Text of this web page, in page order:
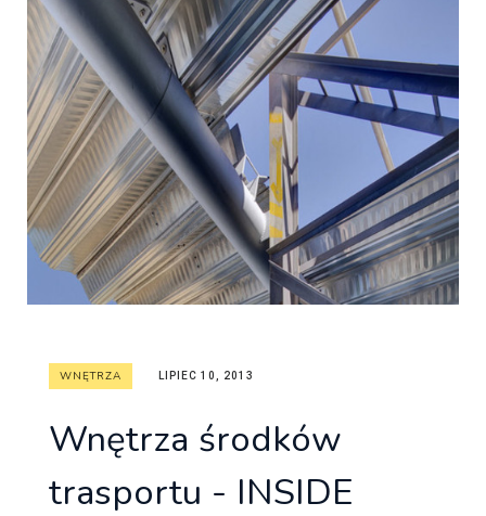
WNĘTRZA LIPIEC 10, 2013
Wnętrza środków
trasportu - INSIDE